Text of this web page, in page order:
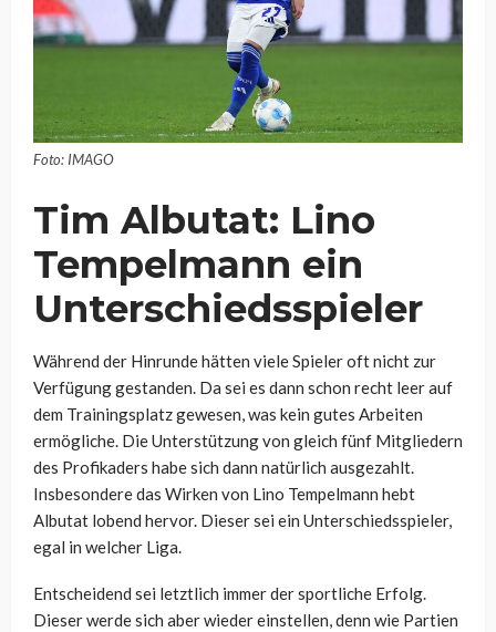
Foto: IMAGO
Tim Albutat: Lino
Tempelmann ein
Unterschiedsspieler
Während der Hinrunde hätten viele Spieler oft nicht zur
Verfügung gestanden. Da sei es dann schon recht leer auf
dem Trainingsplatz gewesen, was kein gutes Arbeiten
ermögliche. Die Unterstützung von gleich fünf Mitgliedern
des Profikaders habe sich dann natürlich ausgezahlt.
Insbesondere das Wirken von Lino Tempelmann hebt
Albutat lobend hervor. Dieser sei ein Unterschiedsspieler,
egal in welcher Liga.
Entscheidend sei letztlich immer der sportliche Erfolg.
Dieser werde sich aber wieder einstellen, denn wie Partien